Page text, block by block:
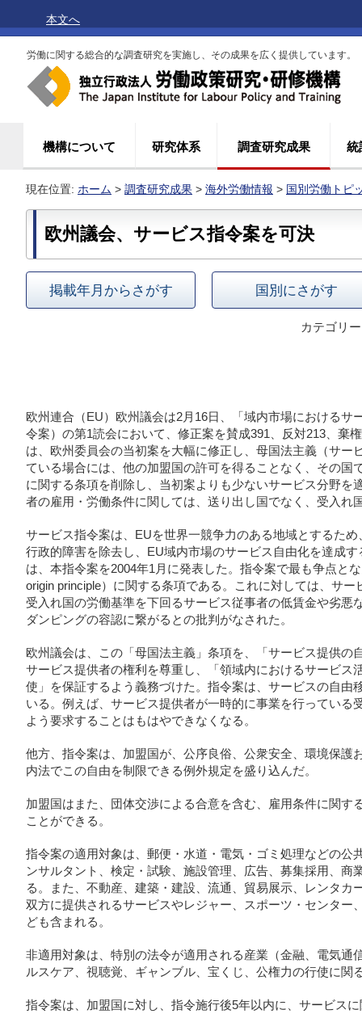
本文へ
労働に関する総合的な調査研究を実施し、その成果を広く提供しています。
機構について 研究体系 調査研究成果 統
現在位置: ホーム > 調査研究成果 > 海外労働情報 > 国別労働トピ
欧州議会、サービス指令案を可決
掲載年月からさがす 国別にさがす
カテゴリ
欧州連合（EU）欧州議会は2月16日、「域内市場におけるサ
令案）の第1読会において、修正案を賛成391、反対213、棄
は、欧州委員会の当初案を大幅に修正し、母国法主義（サー
ている場合には、他の加盟国の許可を得ることなく、その国
に関する条項を削除し、当初案よりも少ないサービス分野を
者の雇用・労働条件に関しては、送り出し国でなく、受入れ
サービス指令案は、EUを世界一競争力のある地域とするた
行政的障害を除去し、EU域内市場のサービス自由化を達成
は、本指令案を2004年1月に発表した。指令案で最も争点と
origin principle）に関する条項である。これに対しては、サ
受入れ国の労働基準を下回るサービス従事者の低賃金や劣悪
ダンピングの容認に繋がるとの批判がなされた。
欧州議会は、この「母国法主義」条項を、「サービス提供の
サービス提供者の権利を尊重し、「領域内におけるサービス
使」を保証するよう義務づけた。指令案は、サービスの自由
いる。例えば、サービス提供者が一時的に事業を行っている
よう要求することはもはやできなくなる。
他方、指令案は、加盟国が、公序良俗、公衆安全、環境保護
内法でこの自由を制限できる例外規定を盛り込んだ。
加盟国はまた、団体交渉による合意を含む、雇用条件に関す
ことができる。
指令案の適用対象は、郵便・水道・電気・ゴミ処理などの公
ンサルタント、検定・試験、施設管理、広告、募集採用、商
る。また、不動産、建築・建設、流通、貿易展示、レンタカ
双方に提供されるサービスやレジャー、スポーツ・センター
ども含まれる。
非適用対象は、特別の法令が適用される産業（金融、電気通
ルスケア、視聴覚、ギャンブル、宝くじ、公権力の行使に関
指令案は、加盟国に対し、指令施行後5年以内に、サービス